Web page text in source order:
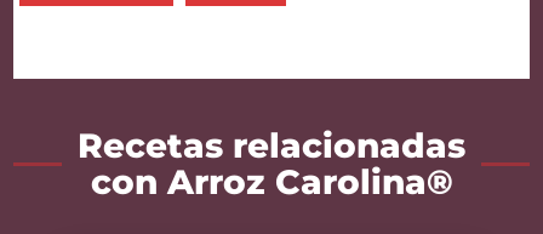
Recetas relacionadas
con Arroz Carolina®